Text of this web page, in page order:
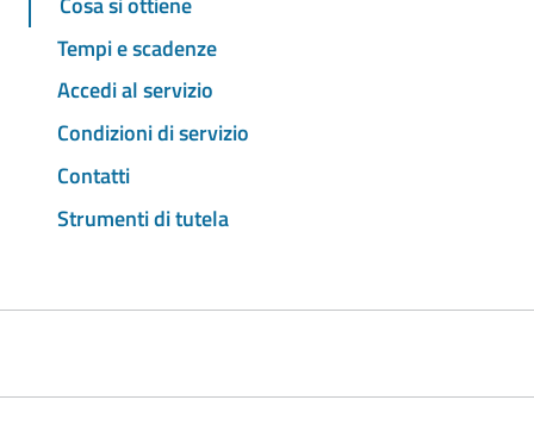
Tempi e scadenze
Accedi al servizio
Condizioni di servizio
Contatti
Strumenti di tutela